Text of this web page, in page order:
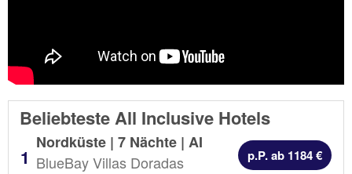
Beliebteste All Inclusive Hotels
Nordküste | 7 Nächte | AI
BlueBay Villas Doradas
p.P. ab 1184 €